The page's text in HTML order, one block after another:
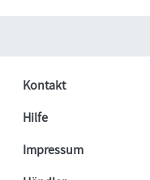
Kontakt
Hilfe
Impressum